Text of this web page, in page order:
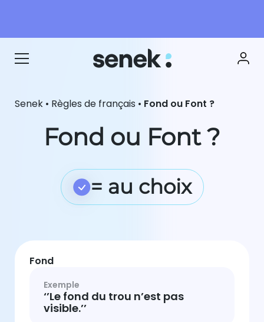
Senek • Règles de français • Fond ou Font ?
Fond ou Font ?
= au choix
Fond
Exemple
‘’Le fond du trou n’est pas
visible.’’